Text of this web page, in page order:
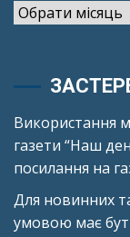
Архіви
Використання
газети “Наш
посилання на
Для новинних
умовою має